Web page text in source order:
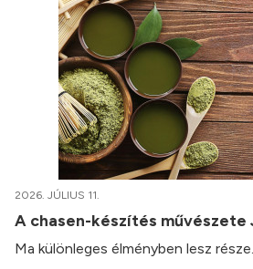
2026. JÚLIUS 11.
A chasen-készítés művészete
Ma különleges élményben lesz része.